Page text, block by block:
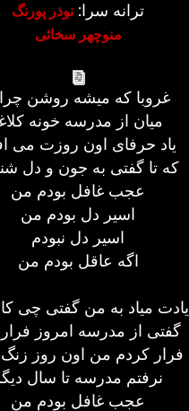
ترانه سرا: نوذر پورنگ
منوچهر سخائی
غروبا که میشه روشن
میان از مدرسه خونه
یاد حرفای اون روزت می
که تا گفتی به جون و دل
عجب غافل بودم من
اسیر دل بودم من
اسیر دل نبودم
اگه عاقل بودم من
یادت میاد به من گفتی چی
گفتی از مدرسه امروز
فرار کردم من اون روز زنگ
نرفتم مدرسه تا سال
عجب غافل بودم من